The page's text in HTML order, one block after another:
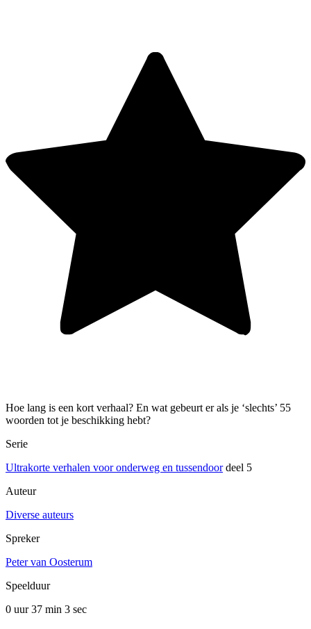
Hoe lang is een kort verhaal? En wat gebeurt er als je ‘slechts’ 55
woorden tot je beschikking hebt?
Serie
Ultrakorte verhalen voor onderweg en tussendoordeel 5
Auteur
Diverse auteurs
Spreker
Peter van Oosterum
Speelduur
0 uur 37 min 3 sec